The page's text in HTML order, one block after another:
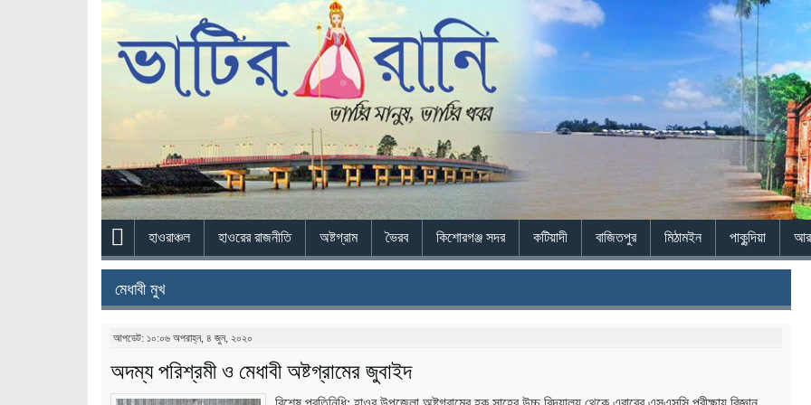
হাওরাঞ্চল হাওরের রাজনীতি অষ্টগ্রাম ভৈরব কিশোরগঞ্জ সদর কটিয়াদী বাজিতপুর মিঠামইন পাকুন্দিয়া
মেধাবী মুখ
আপডেট: ১০:০৬ অপরাহ্ন, ৪ জুন, ২০২০
অদম্য পরিশ্রমী ও মেধাবী অষ্টগ্রামের জুবাইদ